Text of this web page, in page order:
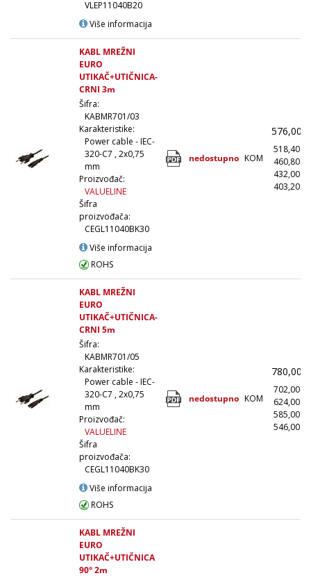
VLEP11040B20
Više informacija
KABL MREŽNI
EURO
UTIKAČ+UTIČNICA-
CRNI 3m
Šifra:
KABMR701/03
Karakteristike:
Power cable - IEC-
320-C7 , 2x0,75
mm
Proizvođač:
VALUELINE
Šifra
proizvođača:
CEGL11040BK30
Više informacija
ROHS
nedostupno KOM
576,00
518,40
460,80
432,00
403,20
KABL MREŽNI
EURO
UTIKAČ+UTIČNICA-
CRNI 5m
Šifra:
KABMR701/05
Karakteristike:
Power cable - IEC-
320-C7 , 2x0,75
mm
Proizvođač:
VALUELINE
Šifra
proizvođača:
CEGL11040BK30
Više informacija
ROHS
nedostupno KOM
780,00
702,00
624,00
585,00
546,00
KABL MREŽNI
EURO
UTIKAČ+UTIČNICA
90° 2m